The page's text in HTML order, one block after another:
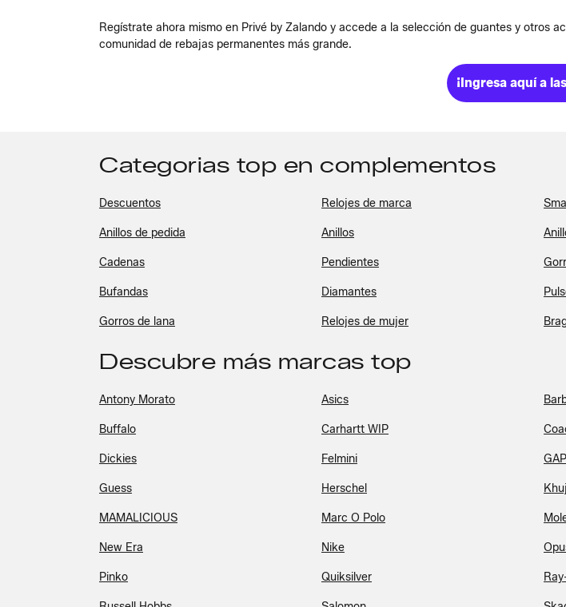
Regístrate ahora mismo en Privé by Zalando y accede a la selección de guantes y otros
comunidad de rebajas permanentes más grande.
¡Ingresa aquí a
Categorias top en complementos
Descuentos Relojes de marca
Anillos de pedida Anillos
Cadenas Pendientes
Bufandas Diamantes
Gorros de lana Relojes de mujer
Descubre más marcas top
Antony Morato Asics
Buffalo Carhartt WIP
Dickies Felmini GAP
Guess Herschel
MAMALICIOUS Marc O Polo
New Era Nike
Pinko Quiksilver